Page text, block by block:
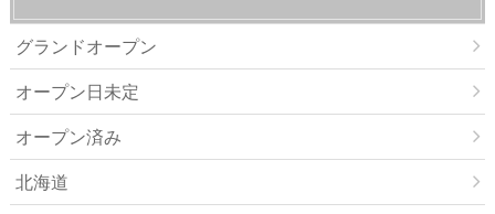
グランドオープン
オープン日未定
オープン済み
北海道